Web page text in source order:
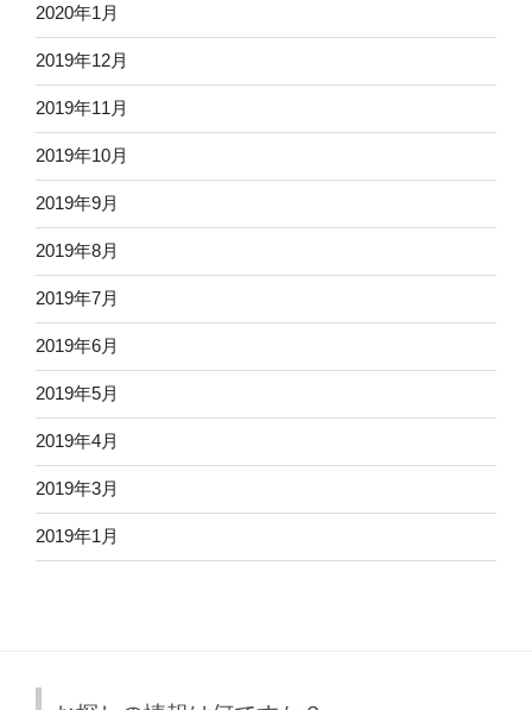
2020年1月
2019年12月
2019年11月
2019年10月
2019年9月
2019年8月
2019年7月
2019年6月
2019年5月
2019年4月
2019年3月
2019年1月